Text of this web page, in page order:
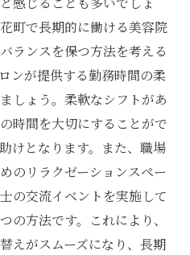
町で長期的に働ける美容院
ランスを保つ方法を考える
ンが提供する勤務時間の柔
しょう。柔軟なシフトがあ
時間を大切にすることがで
けとなります。また、職場
のリラクゼーションスペー
の交流イベントを実施して
の方法です。これにより、
えがスムーズになり、長期